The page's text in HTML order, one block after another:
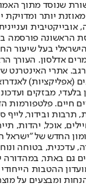
שנוסד מתוך
מאוזנת יותר
אובייקטיבית
בעל שיעור
אדלסון. העורך
אתרי האינטרנט
מבזקים
חיים. פלטפורמות
תרבות ובידור, לייף
החדש של "ישראל
עדכנית, בטוחה
גם באתר, במהדורה
ההטבות
ומבצעים על